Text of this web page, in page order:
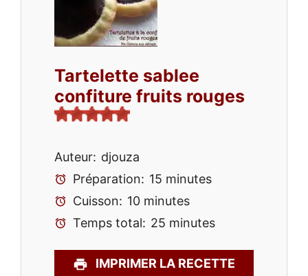
Tartelette sablee
confiture fruits rouges
Auteur: djouza
Préparation: 15 minutes
Cuisson: 10 minutes
Temps total: 25 minutes
IMPRIMER LA RECETTE